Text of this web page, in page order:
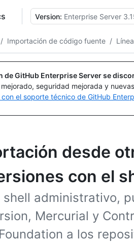
Version: Enterprise Server
/ Importación de código fuente /
de GitHub Enterprise Server se
seguridad mejorada y
el soporte técnico de GitHub
desde
con el
shell administrativo,
Mercurial y
a los